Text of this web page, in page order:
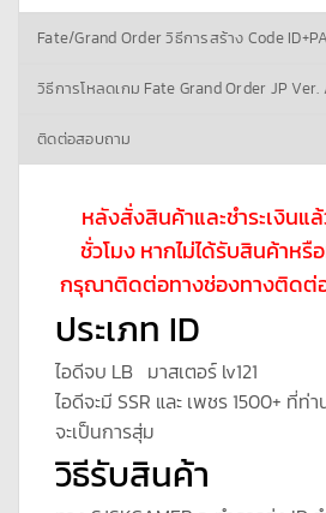
Fate/Grand Order วิธีการสร้าง Code
วิธีการโหลดเกม Fate Grand Order JP
ติดต่อสอบถาม
หลังสั่งสินค้าและชำระเงินแล้
ชั่วโมง หากไม่ได้รับสินค้าห
กรุณาติดต่อทางช่องทางติดต่
ประเภท ID
ไอดีจบ LB มาสเตอร์ lv121
ไอดีจะมี SSR และ เพชร 1500+ ที่
จะเป็นการสุ่ม
วิธีรับสินค้า